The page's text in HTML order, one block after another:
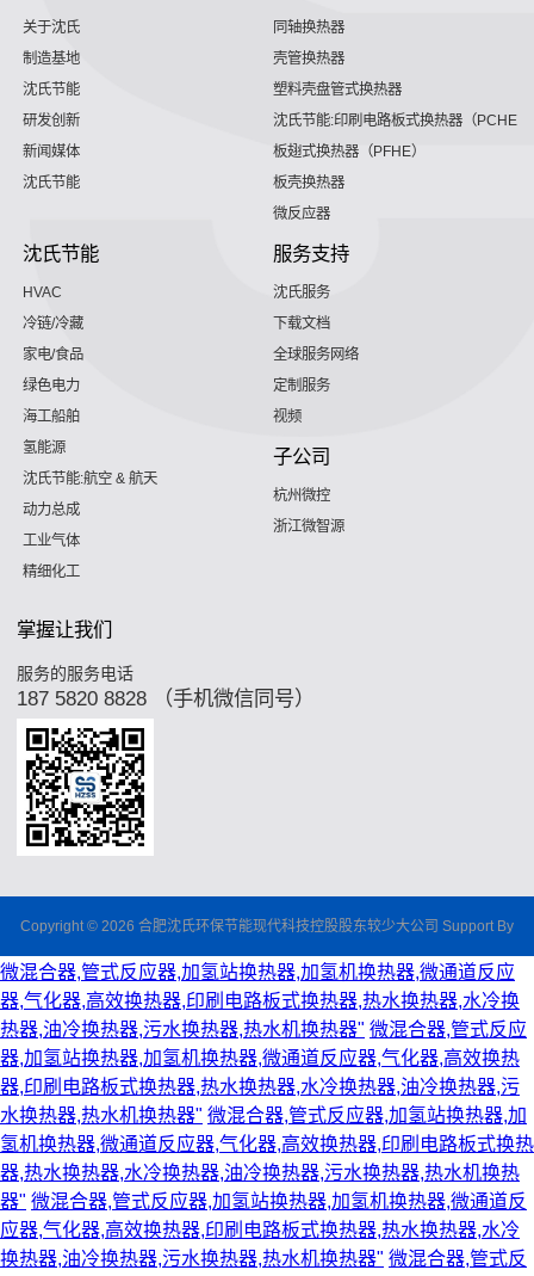
关于沈氏
制造基地
沈氏节能
研发创新
新闻媒体
沈氏节能
同轴换热器
壳管换热器
塑料壳盘管式换热器
沈氏节能:印刷电路板式换热器（PCHE）
板翅式换热器（PFHE）
板壳换热器
微反应器
沈氏节能
HVAC
冷链/冷藏
家电/食品
绿色电力
海工船舶
氢能源
沈氏节能:航空 & 航天
动力总成
工业气体
精细化工
服务支持
沈氏服务
下载文档
全球服务网络
定制服务
视频
子公司
杭州微控
浙江微智源
掌握让我们
服务的服务电话
187 5820 8828 （手机微信同号）
Copyright © 2026 合肥沈氏环保节能现代科技控股股东较少大公司 Support By
微混合器,管式反应器,加氢站换热器,加氢机换热器,微通道反应
器,气化器,高效换热器,印刷电路板式换热器,热水换热器,水冷换
热器,油冷换热器,污水换热器,热水机换热器" 微混合器,管式反应
器,加氢站换热器,加氢机换热器,微通道反应器,气化器,高效换热
器,印刷电路板式换热器,热水换热器,水冷换热器,油冷换热器,污
水换热器,热水机换热器" 微混合器,管式反应器,加氢站换热器,加
氢机换热器,微通道反应器,气化器,高效换热器,印刷电路板式换热
器,热水换热器,水冷换热器,油冷换热器,污水换热器,热水机换热
器" 微混合器,管式反应器,加氢站换热器,加氢机换热器,微通道反
应器,气化器,高效换热器,印刷电路板式换热器,热水换热器,水冷
换热器,油冷换热器,污水换热器,热水机换热器" 微混合器,管式反